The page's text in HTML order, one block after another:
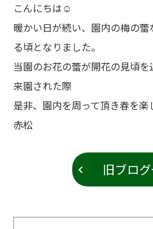
こんにちは☺
暖かい日が続い、園内の梅の
る頃となりました。
当園のお花の蕾が開花の見頃
来園された際
是非、園内を周って頂き春を楽
赤松
旧ブロ